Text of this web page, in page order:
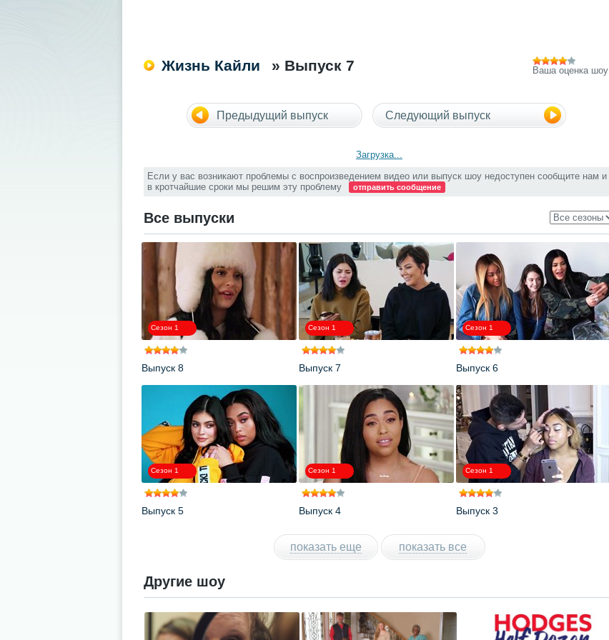
Жизнь Кайли » Выпуск 7 Ваша оценка шоу
Предыдущий выпуск Следующий выпуск
Загрузка...
Если у вас возникают проблемы с воспроизведением видео или выпуск шоу недоступен сообщите нам и
в кротчайшие сроки мы решим эту проблему
отправить сообщение
Все выпуски
Сезон 1
Выпуск 8
Сезон 1
Выпуск 7
Сезон 1
Выпуск 6
Сезон 1
Выпуск 5
Сезон 1
Выпуск 4
Сезон 1
Выпуск 3
показать еще показать все
Другие шоу